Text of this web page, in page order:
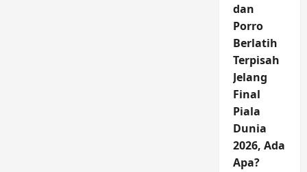
dan
Porro
Berlatih
Terpisah
Jelang
Final
Piala
Dunia
2026, Ada
Apa?